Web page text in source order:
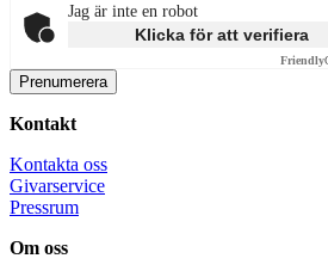
Jag är inte en robot
Klicka för att verifiera
Friendly
Kontakt
Kontakta oss
Givarservice
Pressrum
Om oss